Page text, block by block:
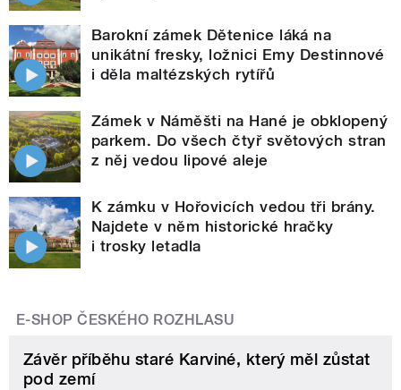
Barokní zámek Dětenice láká na
unikátní fresky, ložnici Emy Destinnové
i děla maltézských rytířů
Zámek v Náměšti na Hané je obklopený
parkem. Do všech čtyř světových stran
z něj vedou lipové aleje
K zámku v Hořovicích vedou tři brány.
Najdete v něm historické hračky
i trosky letadla
E-SHOP ČESKÉHO ROZHLASU
Závěr příběhu staré Karviné, který měl zůstat
pod zemí